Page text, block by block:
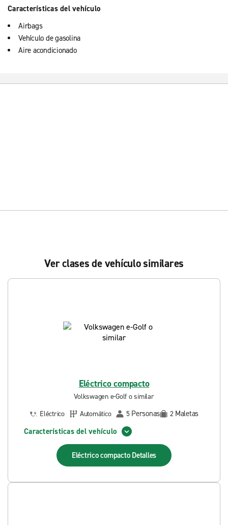
Características del vehículo
Airbags
Vehículo de gasolina
Aire acondicionado
Ver clases de vehículo similares
Eléctrico compacto
Volkswagen e-Golf o similar
Eléctrico
Automático 5 Personas 2 Maletas
Características del vehículo
Eléctrico compacto Detalles